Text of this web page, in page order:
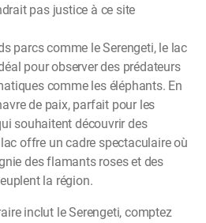
pas justice à ce site
parcs comme le Serengeti, le lac
pour observer des prédateurs
comme les éléphants. En
de paix, parfait pour les
souhaitent découvrir des
offre un cadre spectaculaire où
des flamants roses et des
la région.
inclut le Serengeti, comptez